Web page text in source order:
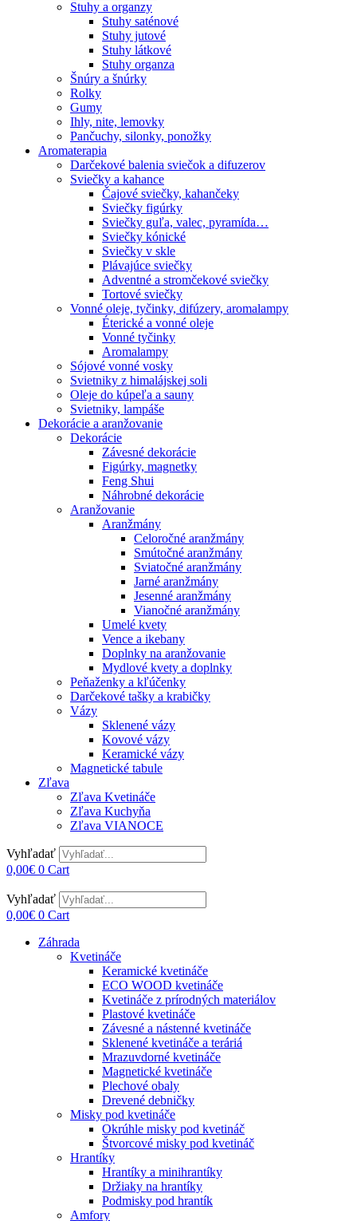
Stuhy a organzy
Stuhy saténové
Stuhy jutové
Stuhy látkové
Stuhy organza
Šnúry a šnúrky
Rolky
Gumy
Ihly, nite, lemovky
Pančuchy, silonky, ponožky
Aromaterapia
Darčekové balenia sviečok a difuzerov
Sviečky a kahance
Čajové sviečky, kahančeky
Sviečky figúrky
Sviečky guľa, valec, pyramída…
Sviečky kónické
Sviečky v skle
Plávajúce sviečky
Adventné a stromčekové sviečky
Tortové sviečky
Vonné oleje, tyčinky, difúzery, aromalampy
Éterické a vonné oleje
Vonné tyčinky
Aromalampy
Sójové vonné vosky
Svietniky z himalájskej soli
Oleje do kúpeľa a sauny
Svietniky, lampáše
Dekorácie a aranžovanie
Dekorácie
Závesné dekorácie
Figúrky, magnetky
Feng Shui
Náhrobné dekorácie
Aranžovanie
Aranžmány
Celoročné aranžmány
Smútočné aranžmány
Sviatočné aranžmány
Jarné aranžmány
Jesenné aranžmány
Vianočné aranžmány
Umelé kvety
Vence a ikebany
Doplnky na aranžovanie
Mydlové kvety a doplnky
Peňaženky a kľúčenky
Darčekové tašky a krabičky
Vázy
Sklenené vázy
Kovové vázy
Keramické vázy
Magnetické tabule
Zľava
Zľava Kvetináče
Zľava Kuchyňa
Zľava VIANOCE
Vyhľadať
0,00€ 0 Cart
Vyhľadať
0,00€ 0 Cart
Záhrada
Kvetináče
Keramické kvetináče
ECO WOOD kvetináče
Kvetináče z prírodných materiálov
Plastové kvetináče
Závesné a nástenné kvetináče
Sklenené kvetináče a teráriá
Mrazuvdorné kvetináče
Magnetické kvetináče
Plechové obaly
Drevené debničky
Misky pod kvetináče
Okrúhle misky pod kvetináč
Štvorcové misky pod kvetináč
Hrantíky
Hrantíky a minihrantíky
Držiaky na hrantíky
Podmisky pod hrantík
Amfory